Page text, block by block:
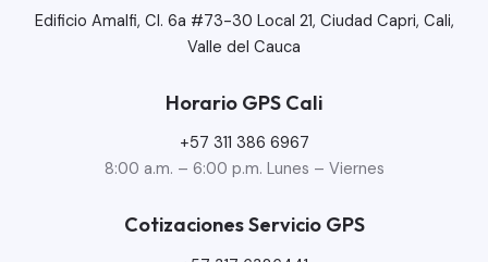
Edificio Amalfi, Cl. 6a #73-30 Local 21, Ciudad Capri, Cali,
Valle del Cauca
Horario GPS Cali
+57 311 386 6967
8:00 a.m. – 6:00 p.m. Lunes – Viernes
Cotizaciones Servicio GPS